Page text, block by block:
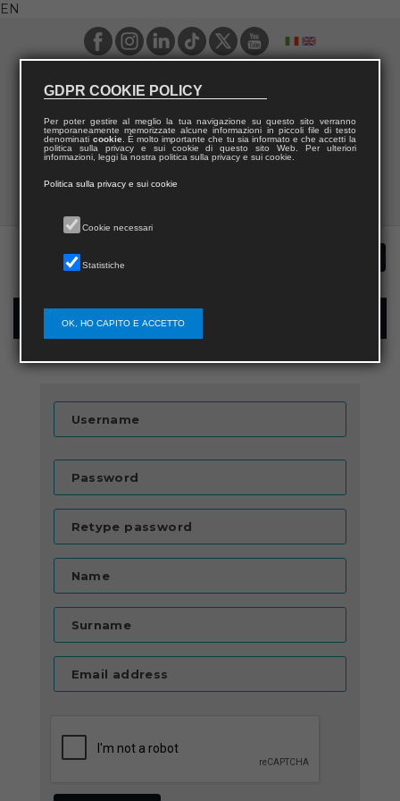
EN
New user registration
Username
Password
Retype password
Name
Surname
Email address
GDPR COOKIE POLICY
Per poter gestire al meglio la tua navigazione su questo sito verranno
temporaneamente memorizzate alcune informazioni in piccoli file di testo
denominati cookie. È molto importante che tu sia informato e che accetti la
politica sulla privacy e sui cookie di questo sito Web. Per ulteriori
informazioni, leggi la nostra politica sulla privacy e sui cookie.
Politica sulla privacy e sui cookie
Cookie necessari
Statistiche
OK, HO CAPITO E ACCETTO